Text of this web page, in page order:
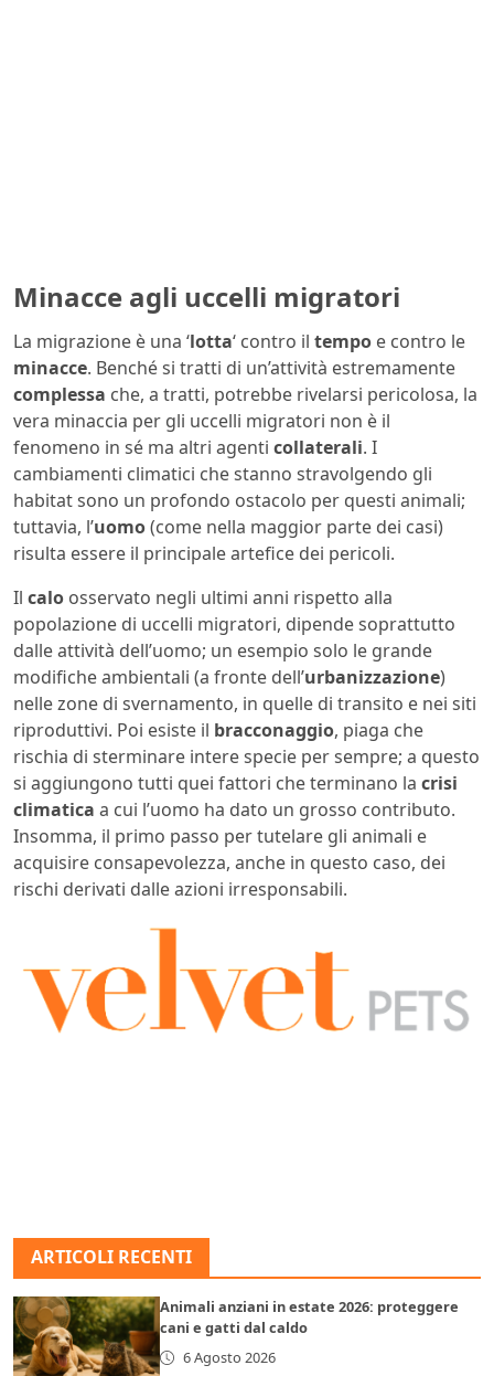
Minacce agli uccelli migratori
La migrazione è una ‘lotta‘ contro il tempo e contro le
minacce. Benché si tratti di un’attività estremamente
complessa che, a tratti, potrebbe rivelarsi pericolosa, la
vera minaccia per gli uccelli migratori non è il
fenomeno in sé ma altri agenti collaterali. I
cambiamenti climatici che stanno stravolgendo gli
habitat sono un profondo ostacolo per questi animali;
tuttavia, l’uomo(come nella maggior parte dei casi)
risulta essere il principale artefice dei pericoli.
Il calo osservato negli ultimi anni rispetto alla
popolazione di uccelli migratori, dipende soprattutto
dalle attività dell’uomo; un esempio solo le grande
modifiche ambientali (a fronte dell’urbanizzazione)
nelle zone di svernamento, in quelle di transito e nei siti
riproduttivi. Poi esiste il bracconaggio, piaga che
rischia di sterminare intere specie per sempre; a questo
si aggiungono tutti quei fattori che terminano la crisi
climatica a cui l’uomo ha dato un grosso contributo.
Insomma, il primo passo per tutelare gli animali e
acquisire consapevolezza, anche in questo caso, dei
rischi derivati dalle azioni irresponsabili.
ARTICOLI RECENTI
Animali anziani in estate 2026: proteggere
cani e gatti dal caldo
6 Agosto 2026